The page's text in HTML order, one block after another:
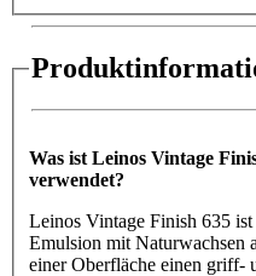
Was ist Leinos Vintage
verwendet?
Leinos Vintage Finish 635
Emulsion mit Naturwachsen
einer Oberfläche einen griff-